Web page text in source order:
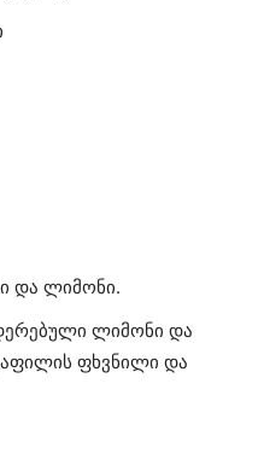
და ლიმონი.
ლიმონი და
ფხვნილი და